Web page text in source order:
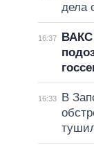
дела
16:37
ВАКС
16:33
В